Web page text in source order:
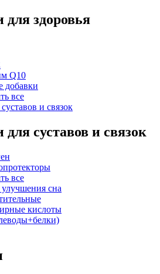
для здоровья
Q10
добавки
все
и связок
для суставов и связок
все
сна
кислоты